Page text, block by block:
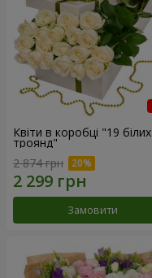
Квіти в коробці "19 білих
троянд"
2 874 грн
Замовити